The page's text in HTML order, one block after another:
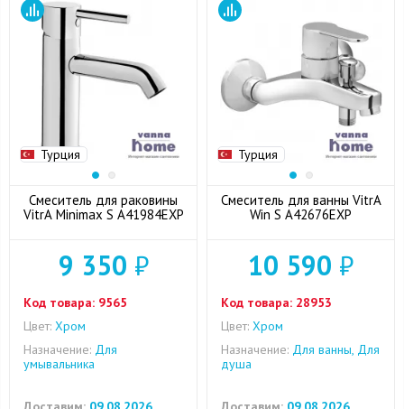
Турция
Смеситель для раковины
VitrA Minimax S A41984EXP
9 350 ₽
Код товара: 9565
Цвет: Хром
Назначение: Для
умывальника
Турция
Смеситель для ванны VitrA
Win S A42676EXP
10 590 ₽
Код товара: 28953
Цвет: Хром
Назначение: Для ванны, Для
душа